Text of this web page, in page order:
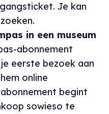
Je kan
in een museum
abonnement
eerste bezoek aan
online
begint
sowieso te